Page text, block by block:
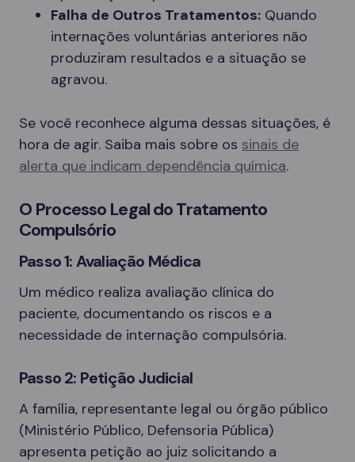
Falha de Outros Tratamentos: Quando
internações voluntárias anteriores não
produziram resultados e a situação se
agravou.
Se você reconhece alguma dessas situações, é
hora de agir. Saiba mais sobre os sinais de
alerta que indicam dependência química.
O Processo Legal do Tratamento
Compulsório
Passo 1: Avaliação Médica
Um médico realiza avaliação clínica do
paciente, documentando os riscos e a
necessidade de internação compulsória.
Passo 2: Petição Judicial
A família, representante legal ou órgão público
(Ministério Público, Defensoria Pública)
apresenta petição ao juiz solicitando a